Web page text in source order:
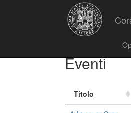
Eventi
Titolo